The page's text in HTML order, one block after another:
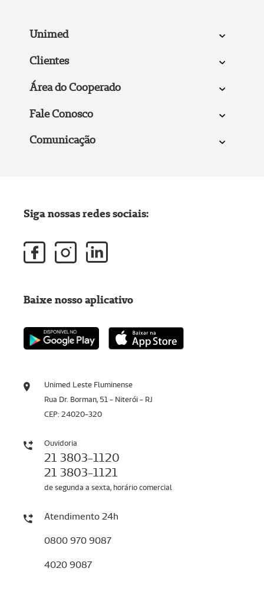
Unimed
Clientes
Área do Cooperado
Fale Conosco
Comunicação
Unimed Leste Fluminense
Rua Dr. Borman, 51 - Niterói - RJ
CEP: 24020-320
Ouvidoria
21 3803-1120
21 3803-1121
de segunda a sexta, horário comercial
Atendimento 24h
0800 970 9087
4020 9087
Siga nossas redes sociais:
Baixe nosso aplicativo